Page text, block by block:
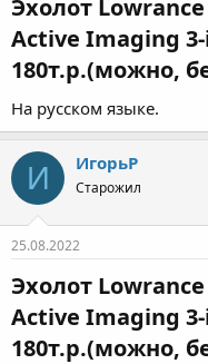
Эхолот
Active Imaging
180т.р.(можно,
На русском языке.
И ИгорьР
Старожил
25.08.2022
Эхолот
Active Imaging
180т.р.(можно,